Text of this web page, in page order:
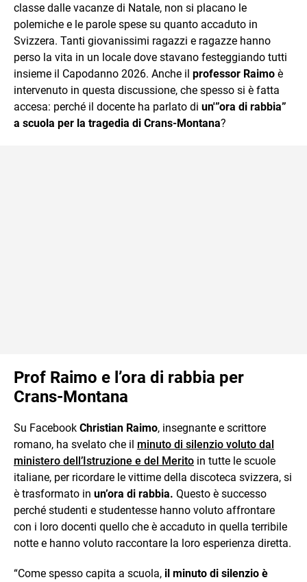
classe dalle vacanze di Natale, non si placano le
polemiche e le parole spese su quanto accaduto in
Svizzera. Tanti giovanissimi ragazzi e ragazze hanno
perso la vita in un locale dove stavano festeggiando tutti
insieme il Capodanno 2026. Anche il professor Raimo è
intervenuto in questa discussione, che spesso si è fatta
accesa: perché il docente ha parlato di un'”ora di rabbia”
a scuola per la tragedia di Crans-Montana?
Prof Raimo e l’ora di rabbia per
Crans-Montana
Su Facebook Christian Raimo, insegnante e scrittore
romano, ha svelato che il minuto di silenzio voluto dal
ministero dell’Istruzione e del Merito in tutte le scuole
italiane, per ricordare le vittime della discoteca svizzera, si
è trasformato in un’ora di rabbia. Questo è successo
perché studenti e studentesse hanno voluto affrontare
con i loro docenti quello che è accaduto in quella terribile
notte e hanno voluto raccontare la loro esperienza diretta.
“Come spesso capita a scuola, il minuto di silenzio è